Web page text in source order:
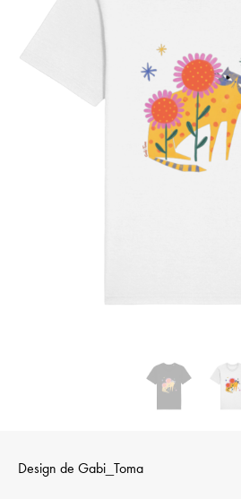
Design de Gabi_Toma